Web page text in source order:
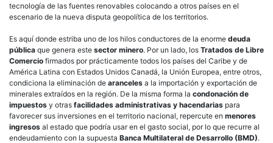
tecnología de las fuentes renovables colocando a otros países en el
escenario de la nueva disputa geopolítica de los territorios.
Es aquí donde estriba uno de los hilos conductores de la enorme deuda
pública que genera este sector minero. Por un lado, los Tratados de Libre
Comercio firmados por prácticamente todos los países del Caribe y de
América Latina con Estados Unidos Canadá, la Unión Europea, entre otros,
condiciona la eliminación de aranceles a la importación y exportación de
minerales extraídos en la región. De la misma forma la condonación de
impuestos y otras facilidades administrativas y hacendarias para
favorecer sus inversiones en el territorio nacional, repercute en menores
ingresos al estado que podría usar en el gasto social, por lo que recurre al
endeudamiento con la supuesta Banca Multilateral de Desarrollo (BMD).